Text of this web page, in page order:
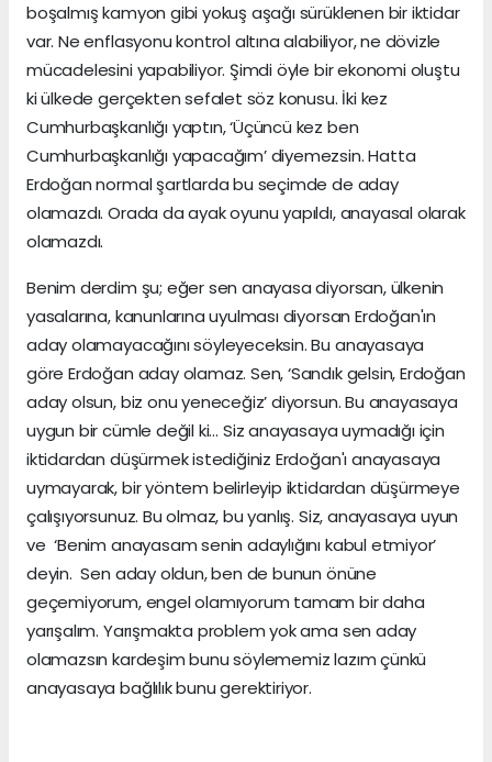
boşalmış kamyon gibi yokuş aşağı sürüklenen bir iktidar
var. Ne enflasyonu kontrol altına alabiliyor, ne dövizle
mücadelesini yapabiliyor. Şimdi öyle bir ekonomi oluştu
ki ülkede gerçekten sefalet söz konusu. İki kez
Cumhurbaşkanlığı yaptın, ‘Üçüncü kez ben
Cumhurbaşkanlığı yapacağım’ diyemezsin. Hatta
Erdoğan normal şartlarda bu seçimde de aday
olamazdı. Orada da ayak oyunu yapıldı, anayasal olarak
olamazdı.
Benim derdim şu; eğer sen anayasa diyorsan, ülkenin
yasalarına, kanunlarına uyulması diyorsan Erdoğan'ın
aday olamayacağını söyleyeceksin. Bu anayasaya
göre Erdoğan aday olamaz. Sen, ‘Sandık gelsin, Erdoğan
aday olsun, biz onu yeneceğiz’ diyorsun. Bu anayasaya
uygun bir cümle değil ki… Siz anayasaya uymadığı için
iktidardan düşürmek istediğiniz Erdoğan'ı anayasaya
uymayarak, bir yöntem belirleyip iktidardan düşürmeye
çalışıyorsunuz. Bu olmaz, bu yanlış. Siz, anayasaya uyun
ve ‘Benim anayasam senin adaylığını kabul etmiyor’
deyin. Sen aday oldun, ben de bunun önüne
geçemiyorum, engel olamıyorum tamam bir daha
yarışalım. Yarışmakta problem yok ama sen aday
olamazsın kardeşim bunu söylememiz lazım çünkü
anayasaya bağlılık bunu gerektiriyor.